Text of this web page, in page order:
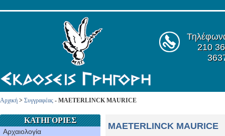
210
Αρχική > Συγγραφέας - MAETERLINCK MAURICE
ΚΑΤΗΓΟΡΙΕΣ
Αρχαιολογία
MAETERLINCK MAURICE